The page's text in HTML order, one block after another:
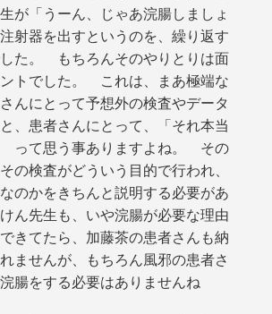
が「うーん、じゃあ浣腸しましょ
射器を出すというのを、繰り返す
た。 もちろんそのやりとりは面
トでした。 これは、まあ極端な
んにとって予想外の検査やデータ
、患者さんにとって、「それ本当
って思う事ありますよね。 その
の検査がどういう目的で行われ、
のかをきちんと説明する必要があ
ん先生も、いや浣腸が必要な理由
きてたら、加藤茶の患者さんも納
ませんが、もちろん風邪の患者さ
腸をする必要はありませんね